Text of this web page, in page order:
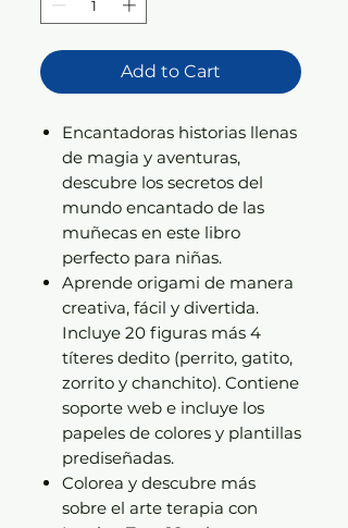
Add to Cart
Encantadoras historias llenas
de magia y aventuras,
descubre los secretos del
mundo encantado de las
muñecas en este libro
perfecto para niñas.
Aprende origami de manera
creativa, fácil y divertida.
Incluye 20 figuras más 4
títeres dedito (perrito, gatito,
zorrito y chanchito). Contiene
soporte web e incluye los
papeles de colores y plantillas
prediseñadas.
Colorea y descubre más
sobre el arte terapia con